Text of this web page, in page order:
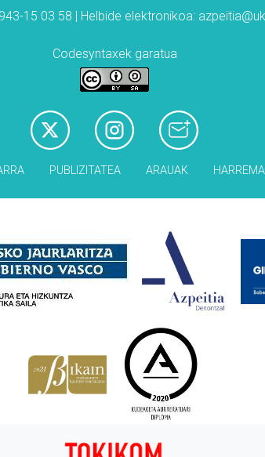
15 03 58 | Helbide elektronikoa:
Codesyntaxek garatua
PUBLIZITATEA ARAUAK